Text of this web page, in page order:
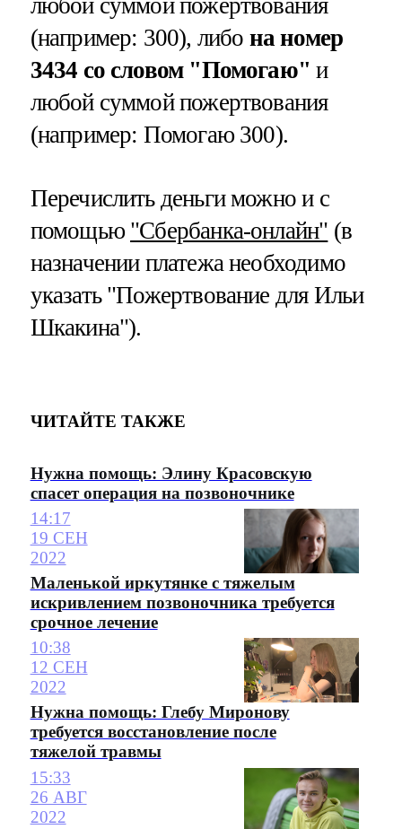
любой суммой пожертвования
(например: 300), либо на номер
3434 со словом "Помогаю" и
любой суммой пожертвования
(например: Помогаю 300).
Перечислить деньги можно и с
помощью "Сбербанка-онлайн" (в
назначении платежа необходимо
указать "Пожертвование для Ильи
Шкакина").
ЧИТАЙТЕ ТАКЖЕ
Нужна помощь: Элину Красовскую
спасет операция на позвоночнике
14:17
19 СЕН
2022
Маленькой иркутянке с тяжелым
искривлением позвоночника требуется
срочное лечение
10:38
12 СЕН
2022
Нужна помощь: Глебу Миронову
требуется восстановление после
тяжелой травмы
15:33
26 АВГ
2022